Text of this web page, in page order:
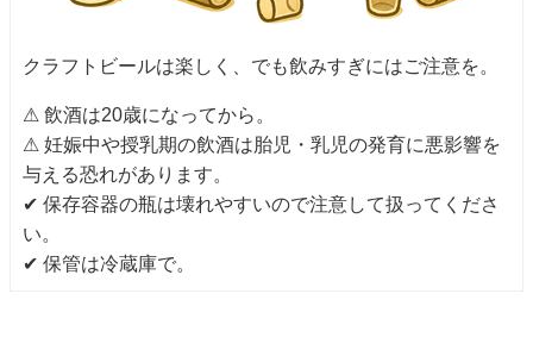
クラフトビールは楽しく、でも飲みすぎにはご注意を。
⚠ 飲酒は20歳になってから。
⚠ 妊娠中や授乳期の飲酒は胎児・乳児の発育に悪影響を
与える恐れがあります。
✔ 保存容器の瓶は壊れやすいので注意して扱ってくださ
い。
✔ 保管は冷蔵庫で。